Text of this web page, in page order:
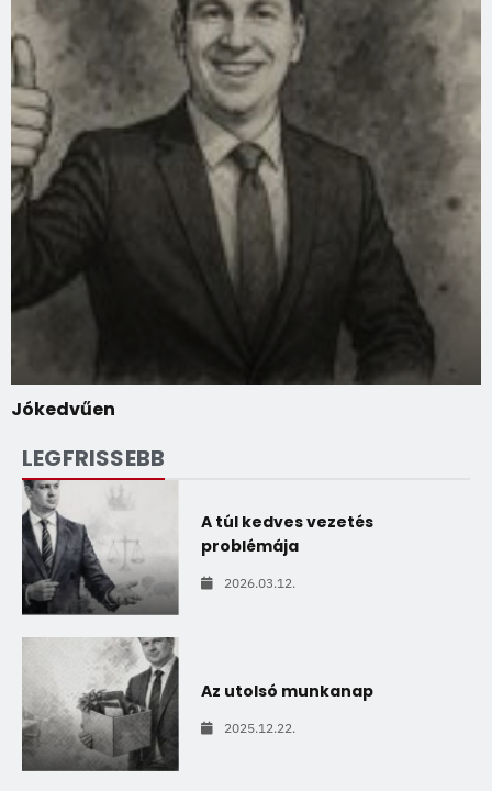
Jókedvűen
LEGFRISSEBB
A túl kedves vezetés
problémája
2026.03.12.
Az utolsó munkanap
2025.12.22.